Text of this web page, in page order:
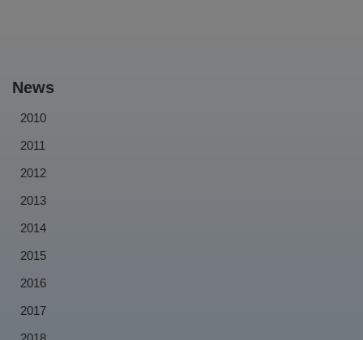
News
2010
2011
2012
2013
2014
2015
2016
2017